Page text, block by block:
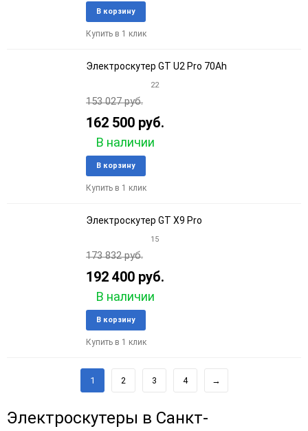
В корзину
Купить в 1 клик
Электроскутер GT U2 Pro 70Ah
22
153 027 руб.
162 500 руб.
В наличии
В корзину
Купить в 1 клик
Электроскутер GT X9 Pro
15
173 832 руб.
192 400 руб.
В наличии
В корзину
Купить в 1 клик
1 2 3 4 →
Электроскутеры в Санкт-